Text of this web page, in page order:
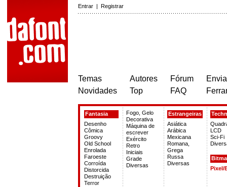
Entrar | Registrar
Temas
Novidades
Autores
Top
Fórum
FAQ
Fantasia
Desenho
Cômica
Groovy
Old School
Enrolada
Faroeste
Corroída
Distorcida
Destruição
Terror
Fogo, Gelo
Decorativa
Máquina de
escrever
Exército
Retro
Iniciais
Grade
Diversas
Estrangeiras
Asiática
Arábica
Mexicana
Romana,
Grega
Russa
Diversas
LCD
Sci-Fi
Pixel/